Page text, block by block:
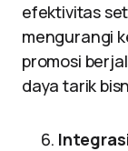
efektivitas
mengurangi
promosi
daya tarik